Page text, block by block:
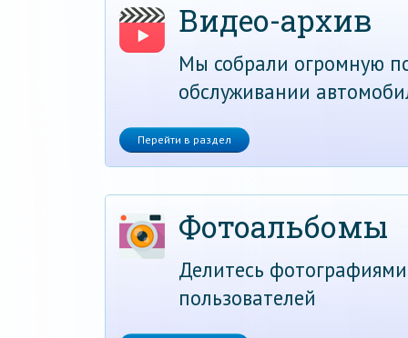
Видео-архив
Мы собрали огромную
обслуживании
Перейти в раздел
Фотоальбомы
Делитесь
пользователей